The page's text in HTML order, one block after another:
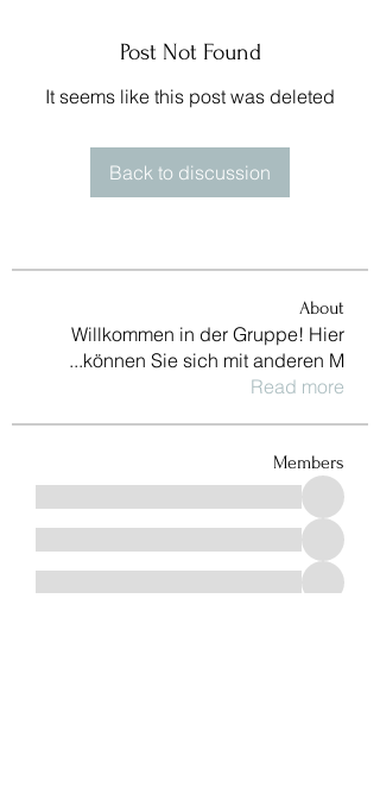
Post Not Found
It seems like this post was deleted
Back to discussion
About
Willkommen in der Gruppe! Hier
können Sie sich mit anderen M
...
Read more
Members